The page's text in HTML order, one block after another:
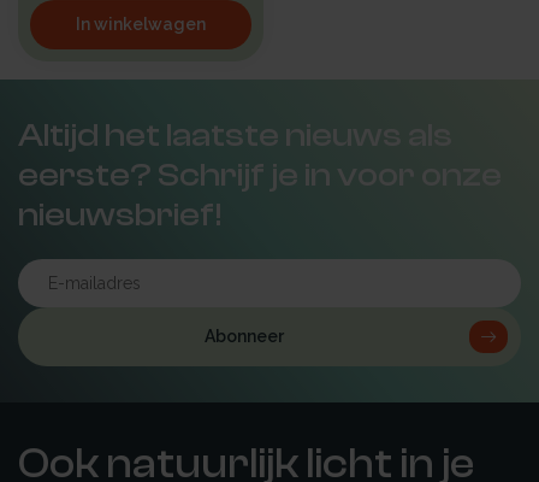
In winkelwagen
Altijd het laatste nieuws als
eerste? Schrijf je in voor onze
nieuwsbrief!
Abonneer
Ook natuurlijk licht in je